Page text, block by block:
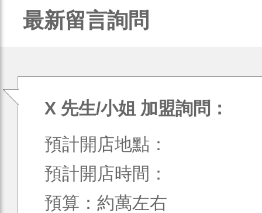
最新留言詢問
X 先生/小姐 加盟詢問：
預計開店地點：
預計開店時間：
預算：約萬左右